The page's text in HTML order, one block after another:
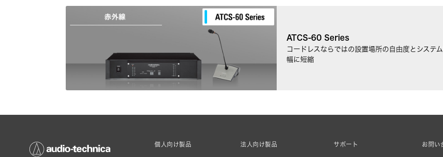
ATCS‐60 Series
コードレスならではの設置場所の自由度とシステ
幅に短縮
個人向け製品 法人向け製品 サポート お問い